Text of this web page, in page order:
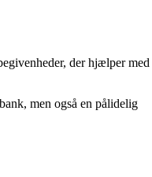
der hjælper med
men også en pålidelig